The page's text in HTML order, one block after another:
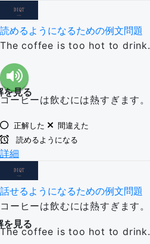
読めるようになるための例文問題
The coffee is too hot to drink.
を見る
コーヒーは飲むには熱すぎます。
正解した
間違えた
読めるようになる
詳細
話せるようになるための例文問題
コーヒーは飲むには熱すぎます。
を見る
The coffee is too hot to drink.